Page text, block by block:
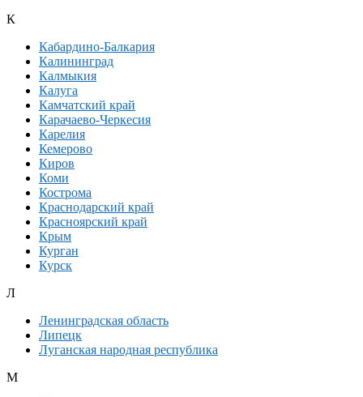
К
Кабардино-Балкария
Калининград
Калмыкия
Калуга
Камчатский край
Карачаево-Черкесия
Карелия
Кемерово
Киров
Коми
Кострома
Краснодарский край
Красноярский край
Крым
Курган
Курск
Л
Ленинградская область
Липецк
Луганская народная республика
М